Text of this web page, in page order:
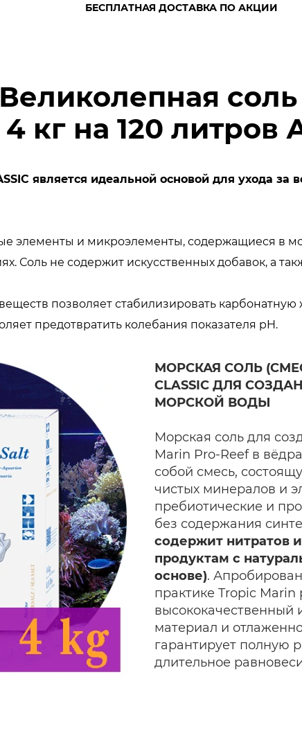
БЕСПЛАТНАЯ ДОСТАВКА ПО АКЦИИ
кг на 120 литров
является идеальной основой для ухода за
элементы и микроэлементы, содержащиеся в
Соль не содержит искусственных добавок, а
позволяет стабилизировать карбонатную
предотвратить колебания показателя pH.
МОРСКАЯ СОЛЬ
CLASSIC ДЛЯ
МОРСКОЙ ВОДЫ
Морская соль для
Marin Pro-Reef в
собой смесь,
чистых минералов и
пребиотические и
без содержания
содержит нитратов
продуктам с
основе).
практике Tropic Marin
высококачественный
материал и
гарантирует полную
длительное